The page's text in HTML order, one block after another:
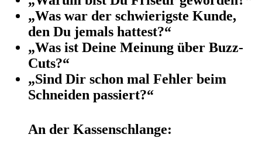
„Was war der schwierigste Kunde,
den Du jemals hattest?“
„Was ist Deine Meinung über Buzz-
Cuts?“
„Sind Dir schon mal Fehler beim
Schneiden passiert?“
An der Kassenschlange: